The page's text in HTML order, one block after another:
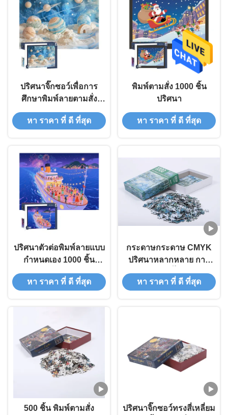
ปริศนาจิ๊กซอว์เพื่อการ
ศึกษาพิมพ์ลายตามสั่ง
สำหรับทุกวัย
หา ราคา ที่ ดี ที่สุด
พิมพ์ตามสั่ง 1000 ชิ้น
ปริศนา
หา ราคา ที่ ดี ที่สุด
ปริศนาตัวต่อพิมพ์ลายแบบ
กำหนดเอง 1000 ชิ้น
กระดาษเพื่อการศึกษา
หา ราคา ที่ ดี ที่สุด
กระดาษกระดาษ CMYK
ปริศนาหลากหลาย การ
พิมพ์ ปริศนาจิ๊กซอว์พิมพ์
ตามสั่ง
หา ราคา ที่ ดี ที่สุด
500 ชิ้น พิมพ์ตามสั่ง
ปริศนาจิ๊กซอว์ทรงสี่เหลี่ยม